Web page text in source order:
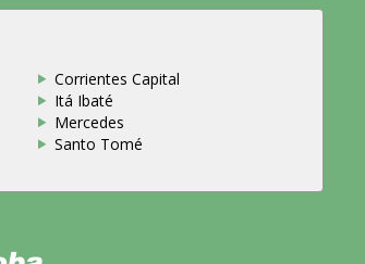
Corrientes Capital
Itá Ibaté
Mercedes
Santo Tomé